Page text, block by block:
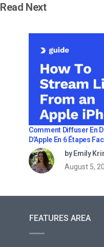
Read Next
Comment Diffuser En
D’Apple En 6 Étapes
by Emily
August 5,
FEATURES AREA